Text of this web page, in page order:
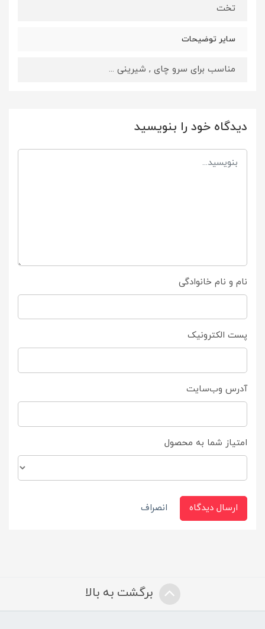
تخت
سایر توضیحات
مناسب برای سرو چای , شیرینی ...
دیدگاه خود را بنویسید
نام و نام خانوادگی
پست الکترونیک
آدرس وب‌سایت
امتیاز شما به محصول
ارسال دیدگاه انصراف
برگشت به بالا